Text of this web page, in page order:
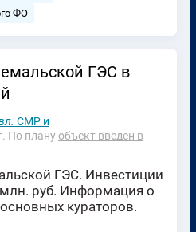
ФО
ГЭС в
СМР и
По плануобъект введен в
ГЭС. Инвестиции
руб. Информация о
кураторов.